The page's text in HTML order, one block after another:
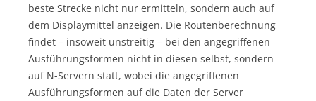
beste Strecke nicht nur ermitteln, sondern auch auf
dem Displaymittel anzeigen. Die Routenberechnung
findet – insoweit unstreitig – bei den angegriffenen
Ausführungsformen nicht in diesen selbst, sondern
auf N-Servern statt, wobei die angegriffenen
Ausführungsformen auf die Daten der Server